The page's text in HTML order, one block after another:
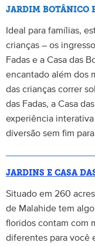
JARDIM BOTÂNICO
Ideal para famílias,
crianças – os
Fadas e a Casa das
encantado além dos
das crianças correr
das Fadas, a Casa
experiência
diversão sem fim
JARDINS E CASA
Situado em 260
de Malahide tem
floridos contam com
diferentes para você